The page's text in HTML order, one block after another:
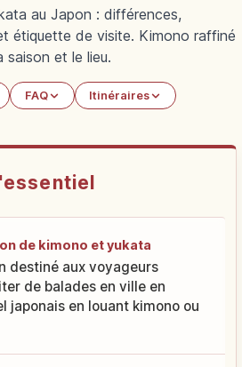
au Japon : différences,
étiquette de visite. Kimono raffiné
saison et le lieu.
FAQ Itinéraires
de kimono et yukata
destiné aux voyageurs
de balades en ville en
japonais en louant kimono ou